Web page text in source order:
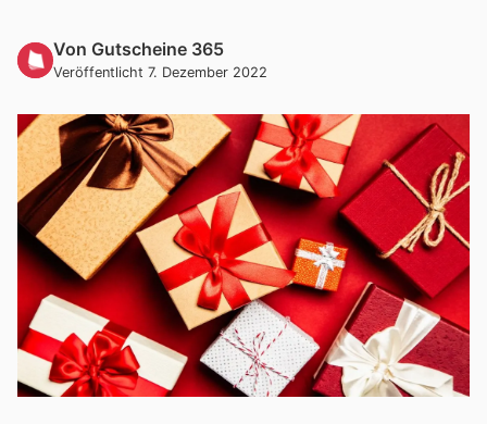
Von Gutscheine 365
Veröffentlicht 7. Dezember 2022